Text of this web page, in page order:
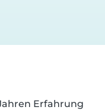
Erfahrung